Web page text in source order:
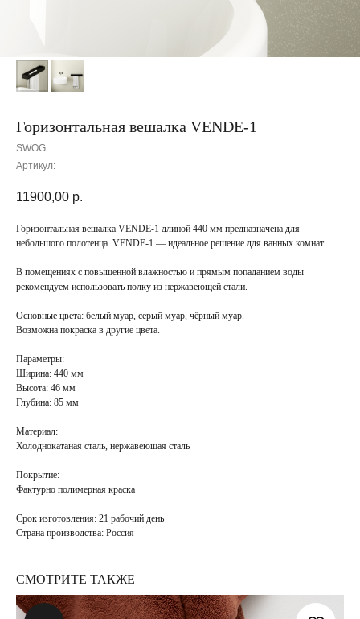
Горизонтальная вешалка VENDE-1
SWOG
Артикул:
11900,00 р.
Горизонтальная вешалка VENDE-1 длиной 440 мм предназначена для
небольшого полотенца. VENDE-1 — идеальное решение для ванных комнат.
В помещениях с повышенной влажностью и прямым попаданием воды
рекомендуем использовать полку из нержавеющей стали.
Основные цвета: белый муар, серый муар, чёрный муар.
Возможна покраска в другие цвета.
Параметры:
Ширина: 440 мм
Высота: 46 мм
Глубина: 85 мм
Материал:
Холоднокатаная сталь, нержавеющая сталь
Покрытие:
Фактурно полимерная краска
Срок изготовления: 21 рабочий день
Страна производства: Россия
СМОТРИТЕ ТАКЖЕ